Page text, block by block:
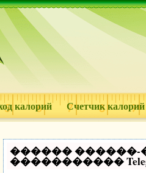
калорий Счетчик калорий
������ ������-
�����������